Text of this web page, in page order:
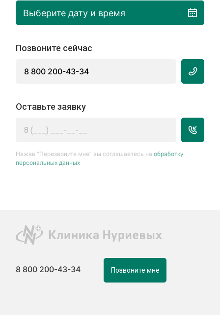
Выберите дату и время
Позвоните сейчас
8 800 200-43-34
Оставьте заявку
Нажав “Перезвоните мне” вы соглашаетесь наобработку
персональных данных
8 800 200-43-34 Позвоните мне